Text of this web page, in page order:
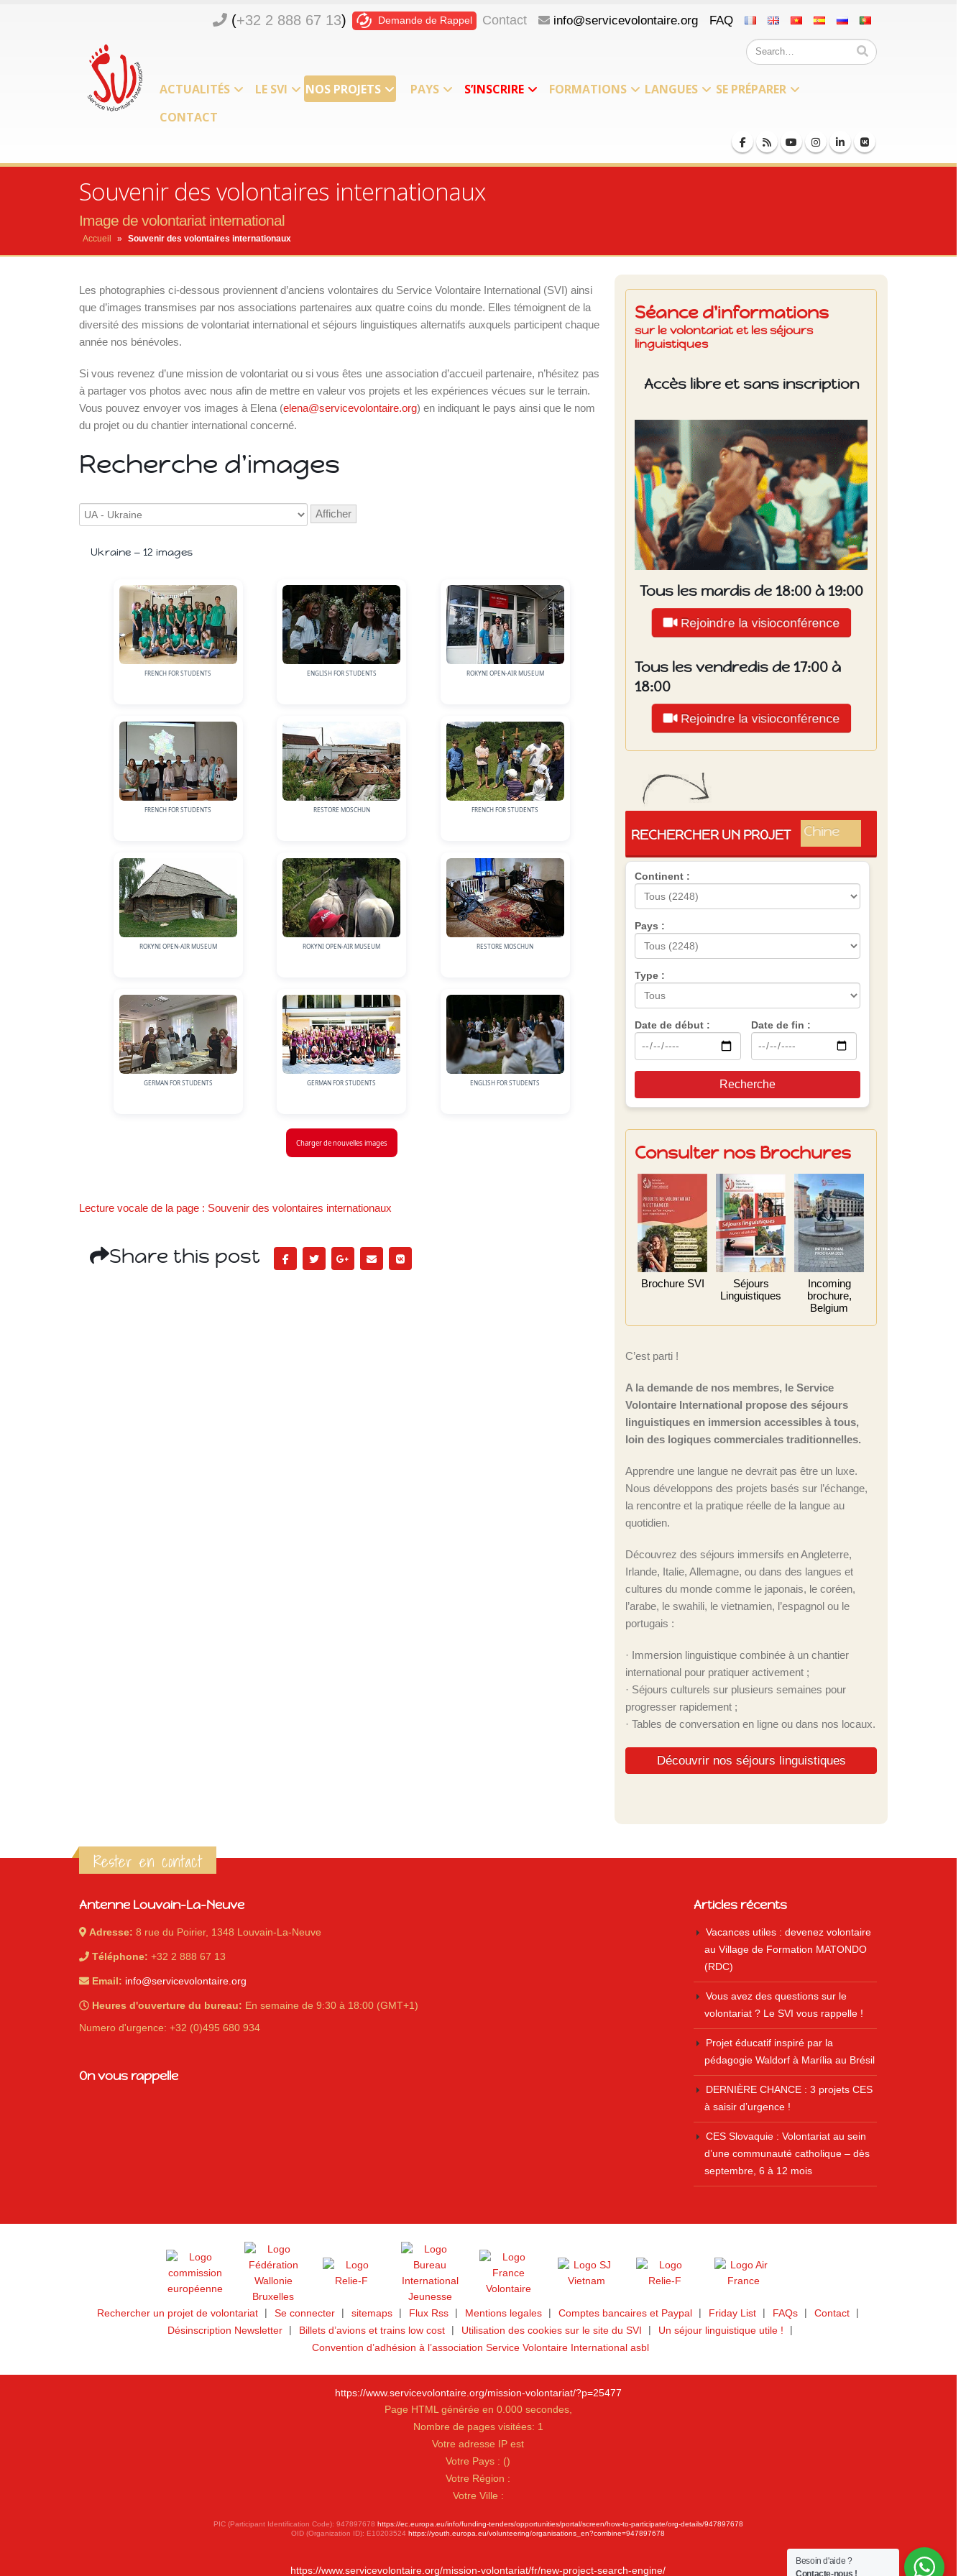
(+32 2 888 67 13) Demande de Rappel Contact info@servicevolontaire.org FAQ
ACTUALITÉS LE SVI NOS PROJETS PAYS S’INSCRIRE FORMATIONS LANGUES
SE PRÉPARER
CONTACT
Souvenir des volontaires internationaux
Image de volontariat international
Accueil » Souvenir des volontaires internationaux
Les photographies ci-dessous proviennent d’anciens volontaires du Service Volontaire International (SVI) ainsi
que d’images transmises par nos associations partenaires aux quatre coins du monde. Elles témoignent de la
diversité des missions de volontariat international et séjours linguistiques alternatifs auxquels participent chaque
année nos bénévoles.
Si vous revenez d’une mission de volontariat ou si vous êtes une association d’accueil partenaire, n’hésitez pas
à partager vos photos avec nous afin de mettre en valeur vos projets et les expériences vécues sur le terrain.
Vous pouvez envoyer vos images à Elena (elena@servicevolontaire.org) en indiquant le pays ainsi que le nom
du projet ou du chantier international concerné.
Recherche d'images
Afficher
Ukraine — 12 images
FRENCH FOR STUDENTS ENGLISH FOR STUDENTS ROKYNI OPEN-AIR MUSEUM
FRENCH FOR STUDENTS RESTORE MOSCHUN FRENCH FOR STUDENTS
ROKYNI OPEN-AIR MUSEUM ROKYNI OPEN-AIR MUSEUM RESTORE MOSCHUN
GERMAN FOR STUDENTS GERMAN FOR STUDENTS ENGLISH FOR STUDENTS
Charger de nouvelles images
Lecture vocale de la page : Souvenir des volontaires internationaux
Share this post
Séance d'informations
sur le volontariat et les séjours
linguistiques
Accès libre et sans inscription
Tous les mardis de 18:00 à 19:00
Rejoindre la visioconférence
Tous les vendredis de 17:00 à
18:00
Rejoindre la visioconférence
RECHERCHER UN PROJET
Pérou
Chine
Espagne
Brésil
Mexique
Groupe
Continent :
Pays :
Type :
Date de début : Date de fin :
Recherche
Consulter nos Brochures
Brochure SVI
Séjours
Linguistiques
Incoming
brochure,
Belgium
C’est parti !
A la demande de nos membres, le Service
Volontaire International propose des séjours
linguistiques en immersion accessibles à tous,
loin des logiques commerciales traditionnelles.
Apprendre une langue ne devrait pas être un luxe.
Nous développons des projets basés sur l’échange,
la rencontre et la pratique réelle de la langue au
quotidien.
Découvrez des séjours immersifs en Angleterre,
Irlande, Italie, Allemagne, ou dans des langues et
cultures du monde comme le japonais, le coréen,
l’arabe, le swahili, le vietnamien, l’espagnol ou le
portugais :
· Immersion linguistique combinée à un chantier
international pour pratiquer activement ;
· Séjours culturels sur plusieurs semaines pour
progresser rapidement ;
· Tables de conversation en ligne ou dans nos locaux.
Découvrir nos séjours linguistiques
Rester en contact
Antenne Louvain-La-Neuve
Adresse: 8 rue du Poirier, 1348 Louvain-La-Neuve
Téléphone: +32 2 888 67 13
Email: info@servicevolontaire.org
Heures d'ouverture du bureau: En semaine de 9:30 à 18:00 (GMT+1)
Numero d'urgence: +32 (0)495 680 934
On vous rappelle
Articles récents
Vacances utiles : devenez volontaire
au Village de Formation MATONDO
(RDC)
Vous avez des questions sur le
volontariat ? Le SVI vous rappelle !
Projet éducatif inspiré par la
pédagogie Waldorf à Marília au Brésil
DERNIÈRE CHANCE : 3 projets CES
à saisir d’urgence !
CES Slovaquie : Volontariat au sein
d’une communauté catholique – dès
septembre, 6 à 12 mois
Rechercher un projet de volontariat Se connecter sitemaps Flux Rss Mentions legales Comptes bancaires et Paypal Friday List FAQs
Contact
Désinscription Newsletter
Billets d’avions et trains low cost Utilisation des cookies sur le site du SVI
Un séjour linguistique utile !
Convention d’adhésion à l’association Service Volontaire International asbl
https://www.servicevolontaire.org/mission-volontariat/?p=25477
Page HTML générée en 0.000 secondes,
Nombre de pages visitées: 1
Votre adresse IP est
Votre Pays : ()
Votre Région :
Votre Ville :
PIC (Participant Identification Code): 947897678 https://ec.europa.eu/info/funding-tenders/opportunities/portal/screen/how-to-participate/org-details/947897678
OID (Organization ID): E10203524https://youth.europa.eu/volunteering/organisations_en?combine=947897678
https://www.servicevolontaire.org/mission-volontariat/fr/new-project-search-engine/
Besoin d'aide ?
Contacte-nous !